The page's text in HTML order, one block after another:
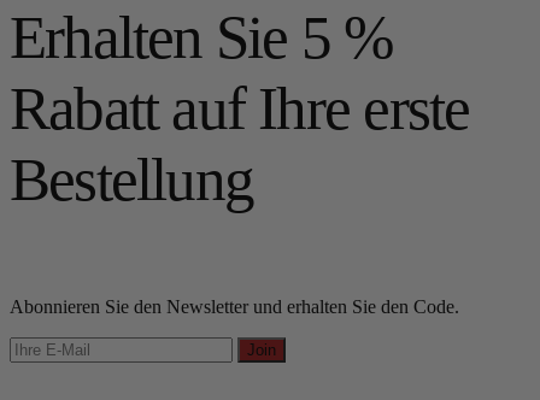
Erhalten Sie 5 %
Rabatt auf Ihre erste
Bestellung
Abonnieren Sie den Newsletter und erhalten Sie den Code.
Join